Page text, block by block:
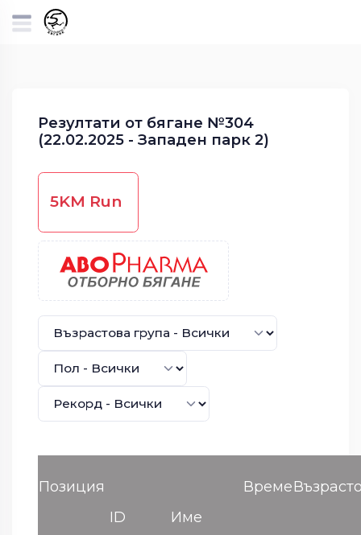
Резултати от бягане №304
(22.02.2025 - Западен парк 2)
5KM Run
Позиция
ID
Име
Време